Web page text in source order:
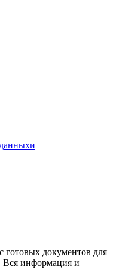
документов для
Вся информация и